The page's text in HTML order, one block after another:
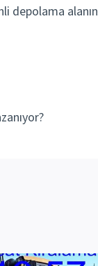
depolama